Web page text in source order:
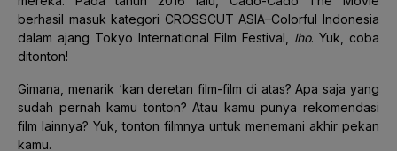
berhasil masuk kategori CROSSCUT ASIA–Colorful Indonesia
dalam ajang Tokyo International Film Festival, lho. Yuk, coba
ditonton!
Gimana, menarik ‘kan deretan film-film di atas? Apa saja yang
sudah pernah kamu tonton? Atau kamu punya rekomendasi
film lainnya? Yuk, tonton filmnya untuk menemani akhir pekan
kamu.